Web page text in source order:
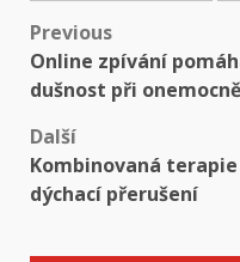
Post
navigation
Previous
Online zpívání
dušnost při
Další
Kombinovaná
dýchací přerušení